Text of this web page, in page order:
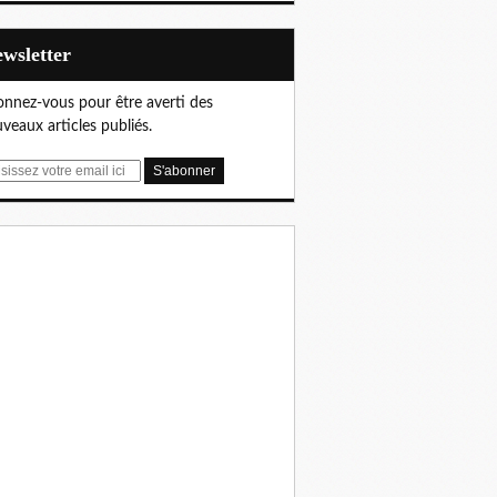
vous pour être averti des
articles publiés.